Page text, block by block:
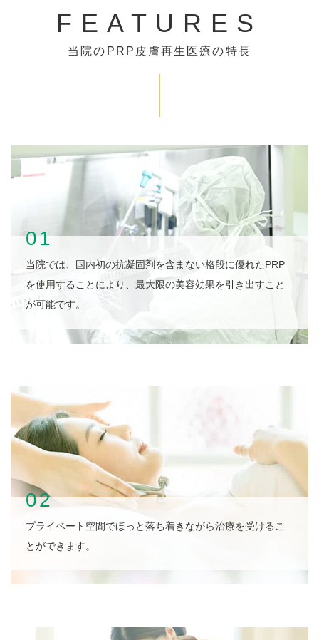
FEATURES
当院のPRP皮膚再生医療の特長
01
当院では、国内初の抗凝固剤を含まない格段に優れたPRP
を使用することにより、最大限の美容効果を引き出すこと
が可能です。
02
プライベート空間でほっと落ち着きながら治療を受けるこ
とができます。